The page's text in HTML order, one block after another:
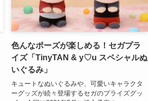
色んなポーズが楽しめる！セガプラ
イズ「TinyTAN & y♡u スペシャルぬ
いぐるみ」
キュートなぬいぐるみや、可愛いキャラクタ
ーグッズが続々登場するセガのプライズグッ